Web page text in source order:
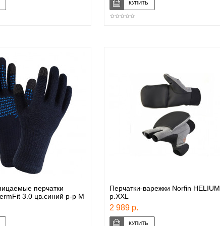
перчатки
3.0 цв.синий р-р M
Перчатки-варежки Norfin HELIUM
р.XXL
2 989 р.